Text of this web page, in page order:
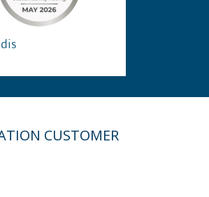
CUSTOMER